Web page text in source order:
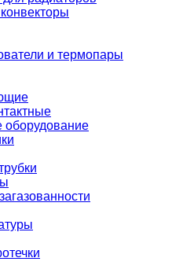
и термопары
оборудование